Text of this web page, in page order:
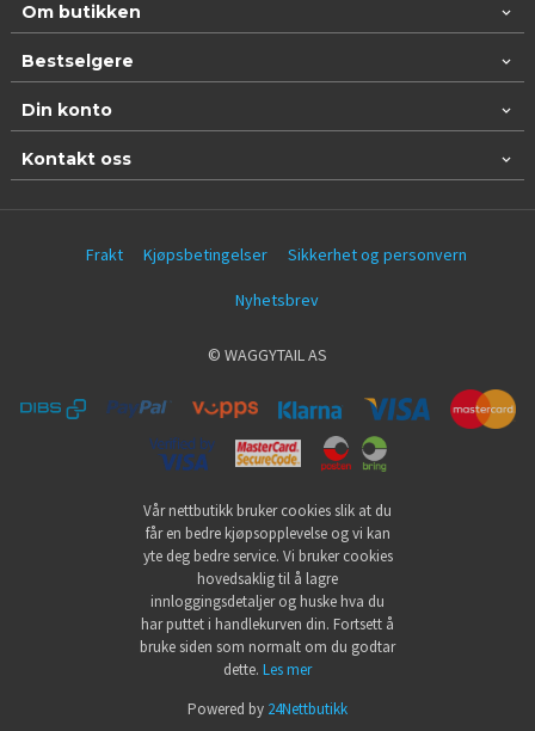
Om butikken
Bestselgere
Din konto
Kontakt oss
Frakt Kjøpsbetingelser Sikkerhet og personvern
Nyhetsbrev
© WAGGYTAIL AS
Vår nettbutikk bruker cookies slik at du
får en bedre kjøpsopplevelse og vi kan
yte deg bedre service. Vi bruker cookies
hovedsaklig til å lagre
innloggingsdetaljer og huske hva du
har puttet i handlekurven din. Fortsett å
bruke siden som normalt om du godtar
dette. Les mer
Powered by 24Nettbutikk